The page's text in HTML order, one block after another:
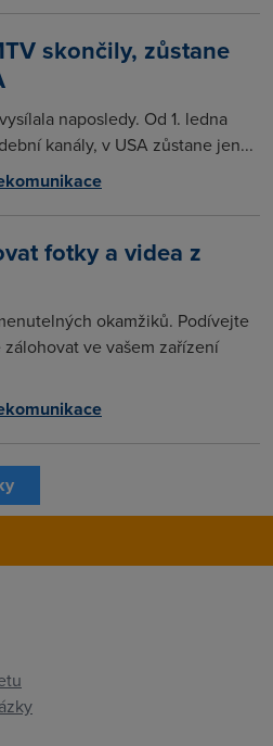
skončily, zůstane
naposledy. Od 1. ledna
kanály, v USA zůstane jen...
fotky a videa z
okamžiků. Podívejte
ve vašem zařízení